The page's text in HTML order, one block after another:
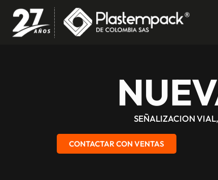
SEÑALIZACION
CONTACTAR CON VENTAS